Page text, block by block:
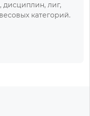
лиг,
категорий.